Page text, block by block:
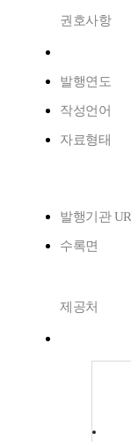
권호사항
발행연도
작성언어
자료형태
발행기관
수록면
제공처